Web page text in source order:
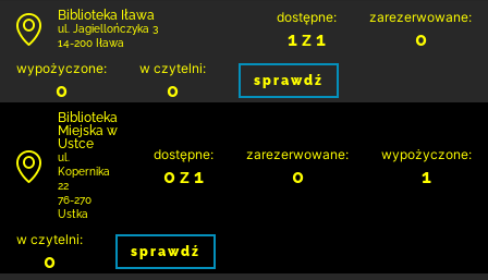
Biblioteka Iława
ul. Jagiellończyka 3
14-200 Iława
dostępne:
1 z 1
zarezerwowane:
0
wypożyczone:
0
w czytelni:
0 sprawdź
Biblioteka
Miejska w
Ustce
ul.
Kopernika
22
76-270
Ustka
dostępne:
0 z 1
zarezerwowane:
0
wypożyczone:
1
w czytelni:
0 sprawdź